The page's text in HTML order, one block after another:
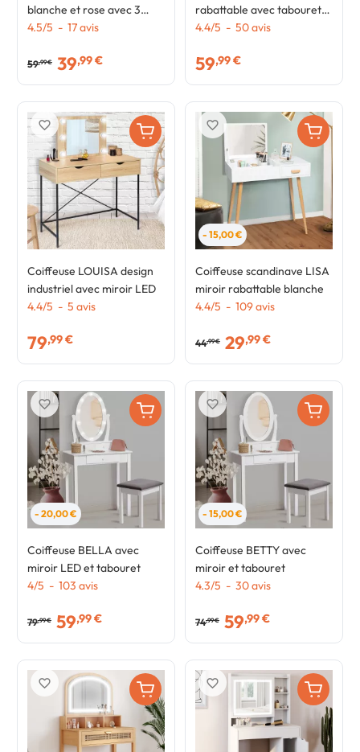
blanche et rose avec 3
miroirs et tabouret
4.5/5 - 17avis
59,99 € 39,99 €
rabattable avec tabouret
design industriel
4.4/5 - 50avis
59,99 €
Coiffeuse LOUISA design
industriel avec miroir LED
4.4/5 - 5 avis
79,99 €
favorite_border
- 15,00 €
Coiffeuse scandinave LISA
miroir rabattable blanche
4.4/5 - 109avis
44,99 € 29,99 €
favorite_border
- 20,00 €
Coiffeuse BELLA avec
miroir LED et tabouret
4/5 - 103 avis
79,99 € 59,99 €
favorite_border
- 15,00 €
Coiffeuse BETTY avec
miroir et tabouret
4.3/5 - 30avis
74,99 € 59,99 €
favorite_border
favorite_border favorite_border